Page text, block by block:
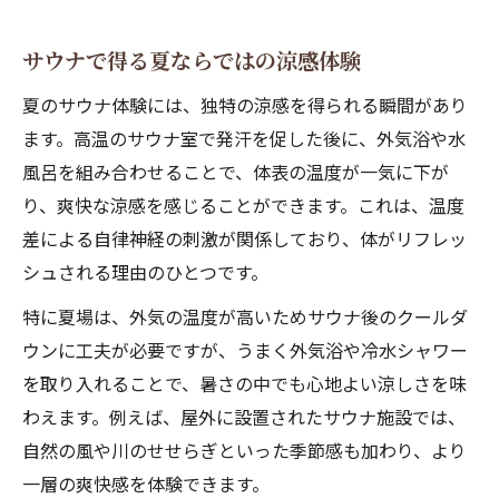
夏のサウナで体臭対策を実践する方法
サウナで暑熱順化を促し夏バテ予防
妊活中でも安心なサウナの使い方
外気浴とクールダウンで夏を快適に
外気浴がサウナ涼感に効果的な理由
クールダウン時間の目安と方法を解説
夏サウナで整うための外気浴テクニック
サウナ後の涼しさを最大限に引き出す工夫
サウナと冷却法で快適な夏を過ごす
サウナ後の涼しさを楽しむ方法とは
サウナ後の涼感を持続させるポイント
アイスサウナや冷水浴の効果的な活用
サウナで得る夏ならではの涼感体験
夏のサウナ体験には、独特の涼感を得られる瞬間があり
ます。高温のサウナ室で発汗を促した後に、外気浴や水
風呂を組み合わせることで、体表の温度が一気に下が
り、爽快な涼感を感じることができます。これは、温度
差による自律神経の刺激が関係しており、体がリフレッ
シュされる理由のひとつです。
特に夏場は、外気の温度が高いためサウナ後のクールダ
ウンに工夫が必要ですが、うまく外気浴や冷水シャワー
を取り入れることで、暑さの中でも心地よい涼しさを味
わえます。例えば、屋外に設置されたサウナ施設では、
自然の風や川のせせらぎといった季節感も加わり、より
一層の爽快感を体験できます。